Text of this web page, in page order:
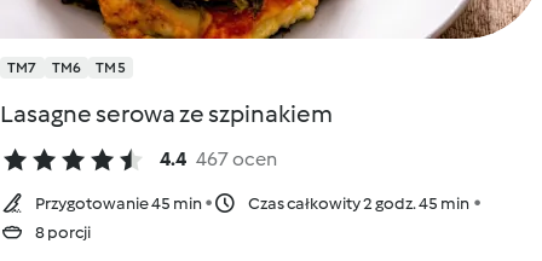
TM7 TM6 TM5
Lasagne serowa ze szpinakiem
4.4 467 ocen
Przygotowanie 45 min
Czas całkowity 2 godz. 45 min
8 porcji